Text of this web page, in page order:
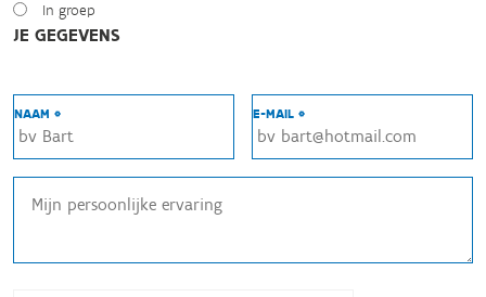
In groep
JE GEGEVENS
NAAM * E-MAIL *